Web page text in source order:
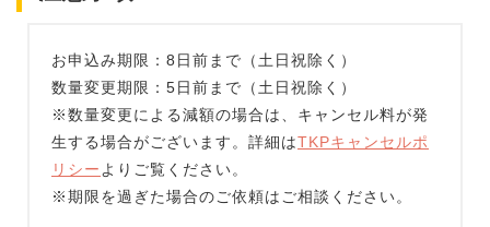
お申込み期限：8日前まで（土日祝除く）
数量変更期限：5日前まで（土日祝除く）
※数量変更による減額の場合は、キャンセル料が発
生する場合がございます。詳細はTKPキャンセルポ
リシー よりご覧ください。
※期限を過ぎた場合のご依頼はご相談ください。